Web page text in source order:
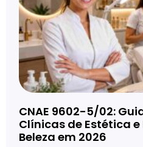
CNAE 9602-5/02:
Clínicas de Estética
Beleza em 2026